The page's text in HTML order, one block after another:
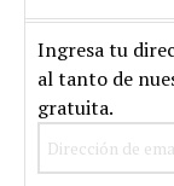
Ingresa tu
al tanto de
gratuita.